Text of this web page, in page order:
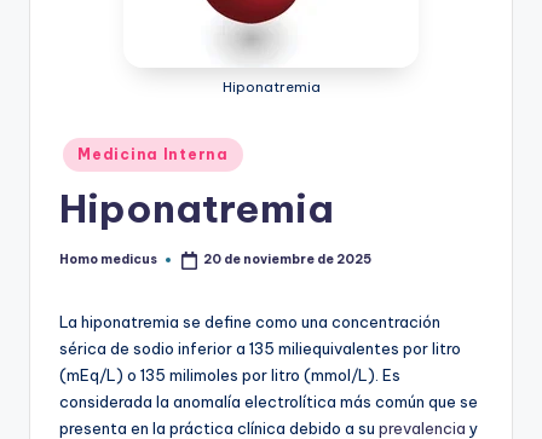
Hiponatremia
Publicado
en
Medicina Interna
Hiponatremia
Publicado
Homo medicus 20 de noviembre de 2025
La hiponatremia se define como una concentración
sérica de sodio inferior a 135 miliequivalentes por litro
(mEq/L) o 135 milimoles por litro (mmol/L). Es
considerada la anomalía electrolítica más común que se
presenta en la práctica clínica debido a su prevalencia y